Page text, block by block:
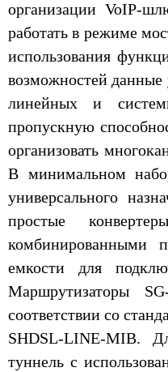
организации VoIP-
работать в режиме
использования
возможностей данные
линейных и
пропускную
организовать
В минимальном
универсального
простые
комбинированными
емкости для
Маршрутизаторы
соответствии со
SHDSL-LINE-MIB.
туннель с